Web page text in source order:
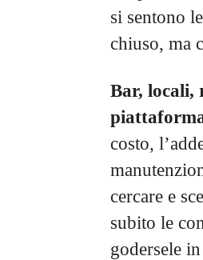
si sentono
chiuso, ma
Bar, locali,
costo,
cercare e
subito le
godersele